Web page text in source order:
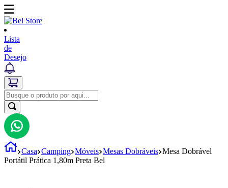
Lista
de
Desejo
Casa Camping Móveis Mesas Dobráveis Mesa Dobrável
Portátil Prática 1,80m Preta Bel